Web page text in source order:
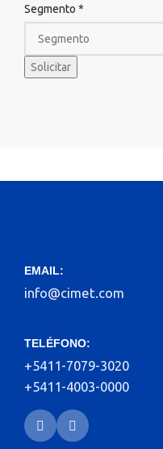
Segmento *
Solicitar
EMAIL:
info@cimet.com
TELÉFONO:
+5411-7079-3020
+5411-4003-0000